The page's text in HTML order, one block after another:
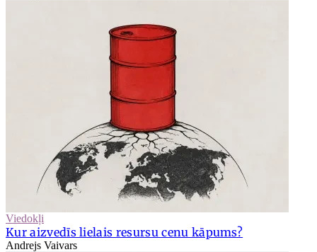
Viedokļi
Kur aizvedīs lielais resursu cenu kāpums?
Andrejs Vaivars